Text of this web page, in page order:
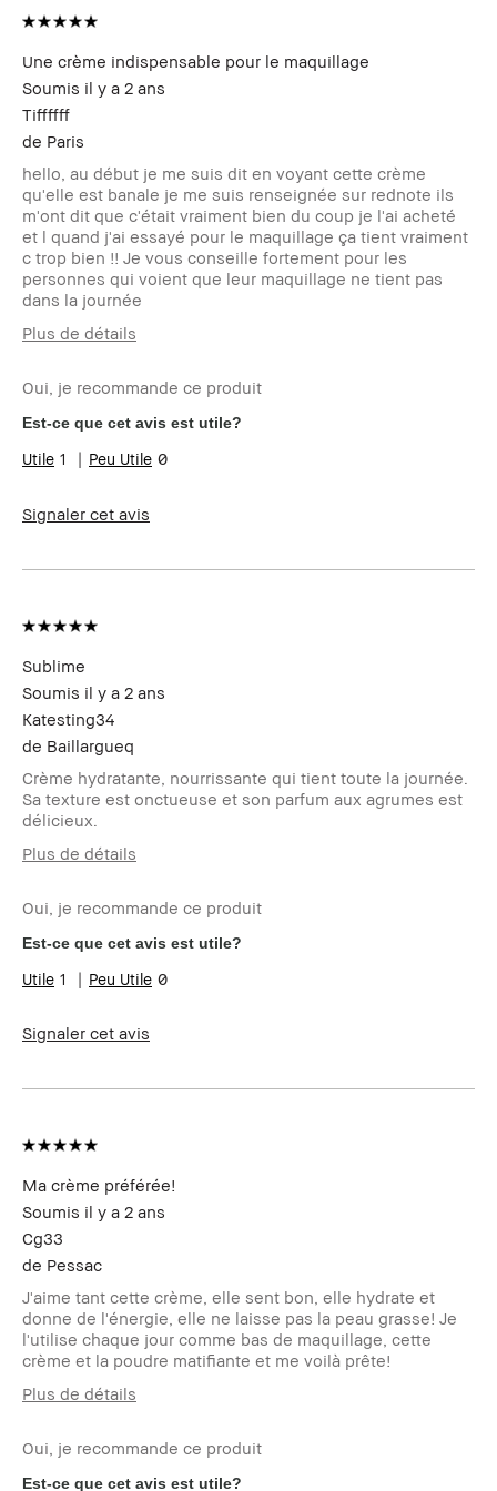
Une crème indispensable pour le maquillage
Soumis il y a 2 ans
Tiffffff
de Paris
hello, au début je me suis dit en voyant cette crème
qu'elle est banale je me suis renseignée sur rednote ils
m'ont dit que c'était vraiment bien du coup je l'ai acheté
et l quand j'ai essayé pour le maquillage ça tient vraiment
c trop bien !! Je vous conseille fortement pour les
personnes qui voient que leur maquillage ne tient pas
dans la journée
Plus de détails
Type de peau
grasse
Carnation
très claire - neutre
Vos problèmes
de peau
des produits
avoir rédigé cet avis
Oui, je recommande ce produit
Est-ce que cet avis est utile?
1 0
Signaler cet avis
Sublime
Soumis il y a 2 ans
Katesting34
de Baillargueq
Crème hydratante, nourrissante qui tient toute la journée.
Sa texture est onctueuse et son parfum aux agrumes est
délicieux.
Plus de détails
Type de peau
sèche
Carnation
claire - halée
Vos problèmes
de peau
Vieillissement
des produits
avoir rédigé cet avis
Oui, je recommande ce produit
Est-ce que cet avis est utile?
1 0
Signaler cet avis
Ma crème préférée!
Soumis il y a 2 ans
Cg33
de Pessac
J'aime tant cette crème, elle sent bon, elle hydrate et
donne de l'énergie, elle ne laisse pas la peau grasse! Je
l'utilise chaque jour comme bas de maquillage, cette
crème et la poudre matifiante et me voilà prête!
Plus de détails
Type de peau
Normal
Carnation
claire - halée
Oui, je recommande ce produit
Est-ce que cet avis est utile?